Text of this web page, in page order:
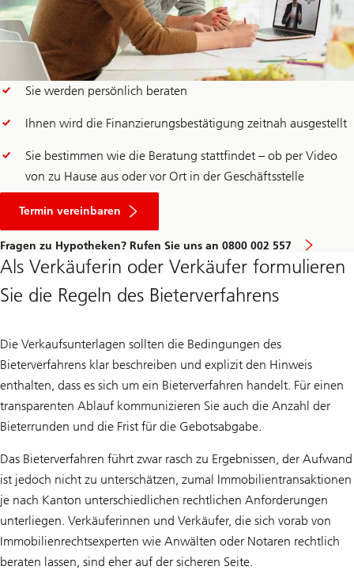
Sie werden persönlich beraten
Ihnen wird die Finanzierungsbestätigung zeitnah ausgestellt
Sie bestimmen wie die Beratung stattfindet – ob per Video
von zu Hause aus oder vor Ort in der Geschäftsstelle
Termin vereinbaren
eine
Fragen zu Hypotheken? Rufen Sie uns an 0800 002 557
Als Verkäuferin oder Verkäufer formulieren
Sie die Regeln des Bieterverfahrens
Die Verkaufsunterlagen sollten die Bedingungen des
Bieterverfahrens klar beschreiben und explizit den Hinweis
enthalten, dass es sich um ein Bieterverfahren handelt. Für einen
transparenten Ablauf kommunizieren Sie auch die Anzahl der
Bieterrunden und die Frist für die Gebotsabgabe.
Das Bieterverfahren führt zwar rasch zu Ergebnissen, der Aufwand
ist jedoch nicht zu unterschätzen, zumal Immobilientransaktionen
je nach Kanton unterschiedlichen rechtlichen Anforderungen
unterliegen. Verkäuferinnen und Verkäufer, die sich vorab von
Immobilienrechtsexperten wie Anwälten oder Notaren rechtlich
beraten lassen, sind eher auf der sicheren Seite.